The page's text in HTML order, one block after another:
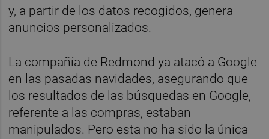
y, a partir de los datos recogidos, genera
anuncios personalizados.
La compañía de Redmond ya atacó a Google
en las pasadas navidades, asegurando que
los resultados de las búsquedas en Google,
referente a las compras, estaban
manipulados. Pero esta no ha sido la única